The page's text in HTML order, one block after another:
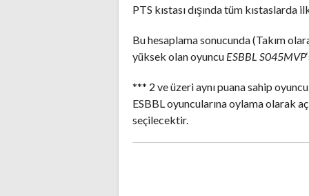
PTS kıstası dışında tüm
Bu hesaplama sonucunda (Takım
yüksek olan oyuncu ESBBL S045MVP
*** 2 ve üzeri aynı puana sahip
ESBBL oyuncularına oylama olarak
seçilecektir.